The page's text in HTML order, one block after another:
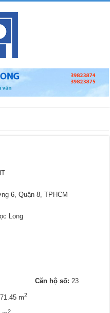
6, Quận 8, TPHCM
Long
Căn hộ số: 23
71.45 m2
2